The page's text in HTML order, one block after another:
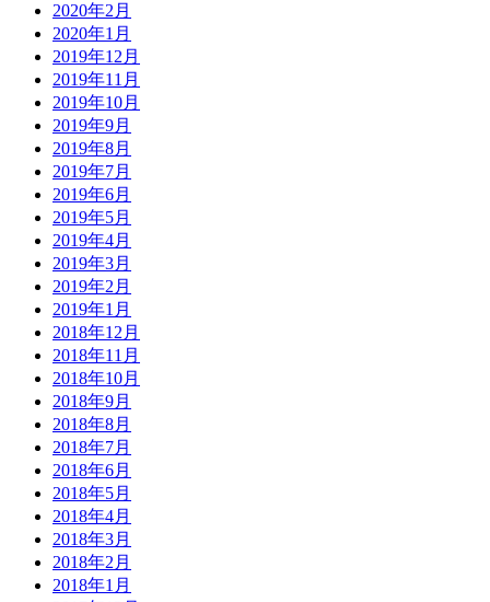
2020年2月
2020年1月
2019年12月
2019年11月
2019年10月
2019年9月
2019年8月
2019年7月
2019年6月
2019年5月
2019年4月
2019年3月
2019年2月
2019年1月
2018年12月
2018年11月
2018年10月
2018年9月
2018年8月
2018年7月
2018年6月
2018年5月
2018年4月
2018年3月
2018年2月
2018年1月